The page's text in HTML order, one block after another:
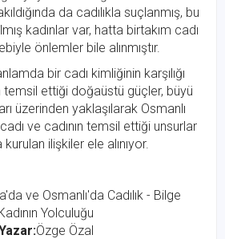
da cadılıkla suçlanmış, bu
kadınlar var, hatta birtakım cadı
önlemler bile alınmıştır.
bir cadı kimliğinin karşılığı
temsil ettiği doğaüstü güçler, büyü
üzerinden yaklaşılarak Osmanlı
ve cadının temsil ettiği unsurlar
ilişkiler ele alınıyor.
ve Osmanlı'da Cadılık - Bilge
Yolculuğu
Özge Özal